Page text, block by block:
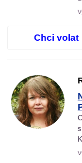
Chci volat